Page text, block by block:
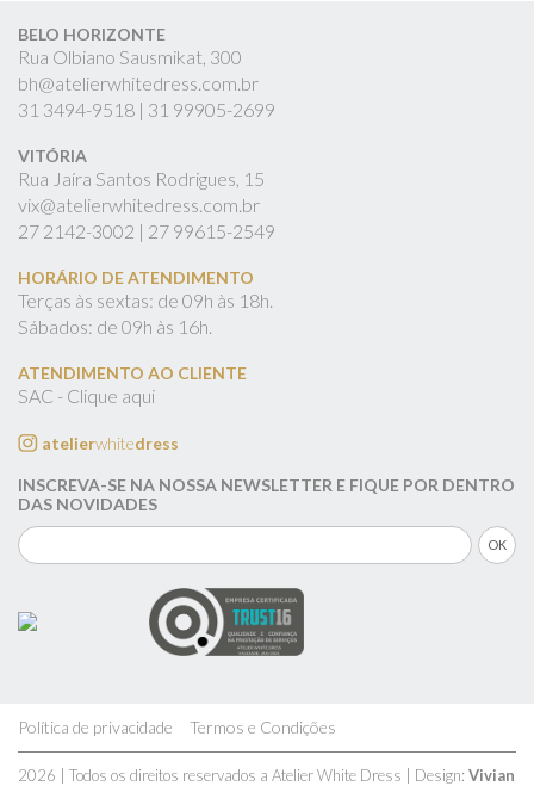
BELO HORIZONTE
Rua Olbiano Sausmikat, 300
bh@atelierwhitedress.com.br
31 3494-9518 | 31 99905-2699
VITÓRIA
Rua Jaíra Santos Rodrigues, 15
vix@atelierwhitedress.com.br
27 2142-3002 | 27 99615-2549
HORÁRIO DE ATENDIMENTO
Terças às sextas: de 09h às 18h.
Sábados: de 09h às 16h.
ATENDIMENTO AO CLIENTE
SAC - Clique aqui
atelierwhitedress
INSCREVA-SE NA NOSSA NEWSLETTER E FIQUE POR DENTRO
DAS NOVIDADES
Política de privacidade Termos e Condições
2026 | Todos os direitos reservados a Atelier White Dress | Design: Vivian